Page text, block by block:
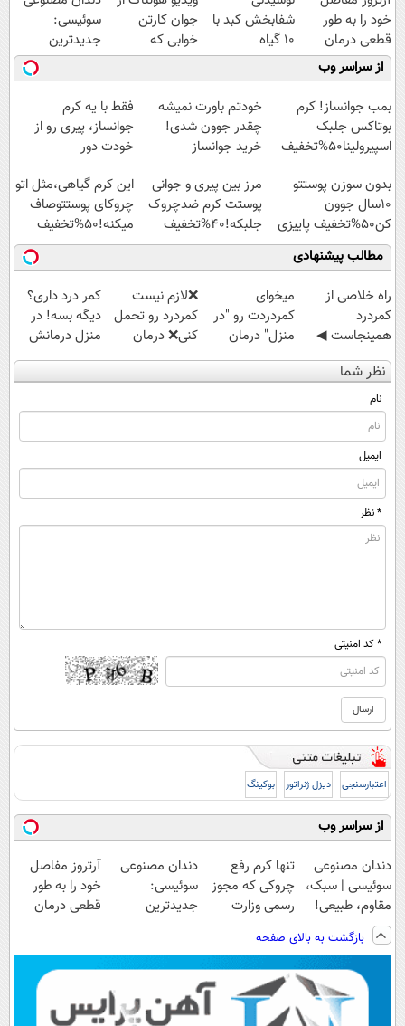
خود را به طور
قطعی درمان
کنید!
◗پرسش‌نامه◖
شفابخش کبد با
10 گیاه
موثر(تخفیف تا
امشب)
جوان کارتن
خوابی که
میلیاردر شد.
آموزش رایگان
سوئیسی:
جدیدترین
فناوری اروپا،
سبک و مقاوم |
پرداخت قسطی
از سراسر وب
بمب جوانساز! کرم
بوتاکس جلبک
اسپیرولینا50%تخفیف
خودتم باورت نمیشه
چقدر جوون شدی!
خرید جوانساز
ویژه
فقط با یه کرم
جوانساز، پیری رو از
خودت دور
بدون سوزن پوستتو
10سال جوون
کن50%تخفیف پاییزی
مرز بین پیری و جوانی
پوستت کرم ضدچروک
جلبکه!40%تخفیف
این کرم گیاهی،مثل اتو
چروکای پوستتوصاف
میکنه!50%تخفیف
مطالب پیشنهادی
‌راه خلاصی از
کمردرد
همینجاست ◀
فقط کافیه فرم
رو پر کنی!
میخوای
کمردردت رو "در
منزل" درمان
کنی؟ (◂فیلم +
◂پرسش‌نامه)
❌لازم نیست
کمردرد رو تحمل
کنی❌ درمان
بدون جراحی و
قرص
کمر درد داری؟
دیگه بسه! در
منزل درمانش
کن
(◀پرسش‌نامه)
نظر شما
نام
ایمیل
* نظر
* کد امنیتی
اعتبارسنجی دیزل ژنراتور بوکینگ
از سراسر وب
دندان مصنوعی
سوئیسی | سبک،
مقاوم، طبیعی!
ویزیت
رایگان+پرداخت
اقساطی😍
تنها کرم رفع
چروکی که مجوز
رسمی وزارت
دندان مصنوعی
سوئیسی:
جدیدترین
پرداخت قسطی
آرتروز مفاصل
خود را به طور
قطعی درمان
بازگشت به بالای صفحه